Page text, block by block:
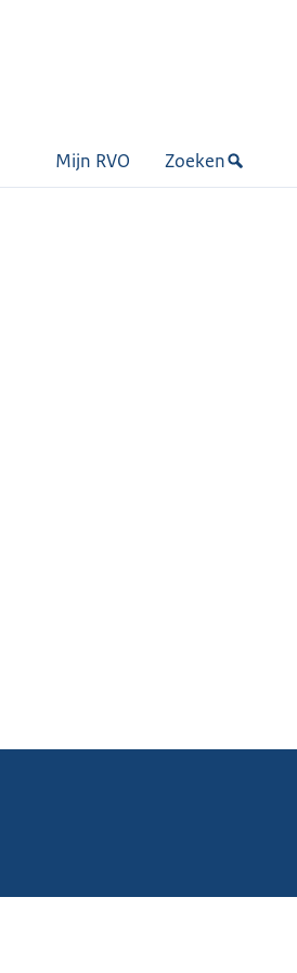
Mijn RVO Zoeken